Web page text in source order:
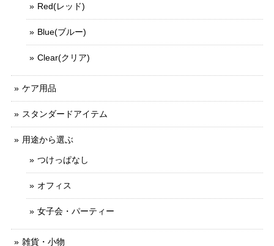
Red(レッド)
Blue(ブルー)
Clear(クリア)
ケア用品
スタンダードアイテム
用途から選ぶ
つけっぱなし
オフィス
女子会・パーティー
雑貨・小物